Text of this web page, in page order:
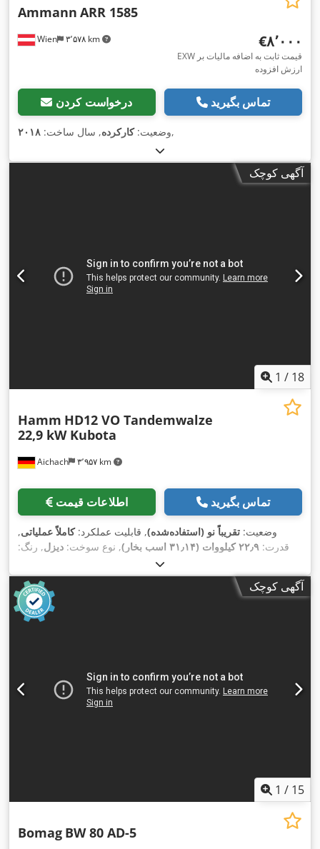
Wien ۳٬۵۷۸ km
Ammann ARR 1585
‎€۸٬۰۰۰
EXW قیمت ثابت به اضافه مالیات بر
ارزش افزوده
درخواست کردن تماس بگیرید
وضعیت:کارکرده, سال ساخت: ۲۰۱۸ ,
آگهی کوچک
1 / 18
Aichach ۳٬۹۵۷ km
Hamm HD12 VO Tandemwalze
22,9 kW Kubota
اطلاعات قیمت تماس بگیرید
وضعیت: تقریباً نو (استفاده‌شده), قابلیت عملکرد:کاملاً عملیاتی,
قدرت: ۲۲٫۹ کیلووات (۳۱٫۱۴ اسب بخار) , نوع سوخت: دیزل, رنگ:
کارکرد:۳۰۰ h,
آگهی کوچک
1 / 15
Bomag BW 80 AD-5